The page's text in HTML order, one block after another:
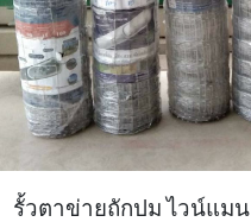
รั้วตาข่ายถักปม ไวน์แมน